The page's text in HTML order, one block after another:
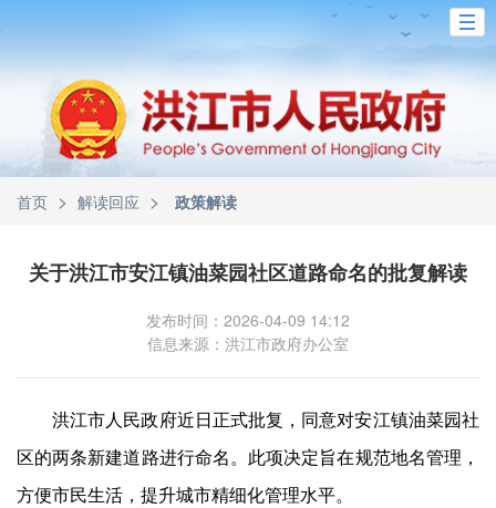
首页 > 解读回应 > 政策解读
关于洪江市安江镇油菜园社区道路命名的批复解读
发布时间：2026-04-09 14:12
信息来源：洪江市政府办公室
洪江市人民政府近日正式批复，同意对安江镇油菜园社
区的两条新建道路进行命名。此项决定旨在规范地名管理，
方便市民生活，提升城市精细化管理水平。